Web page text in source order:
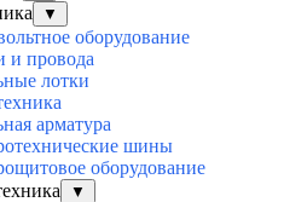
▼
оборудование
и провода
лотки
арматура
шины
оборудование
▼